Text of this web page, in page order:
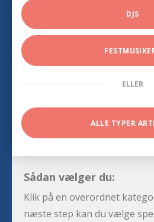
DJS
ELLER
ALLE TYPER
Sådan vælger du:
Klik på en overordnet
næste step kan du vælge